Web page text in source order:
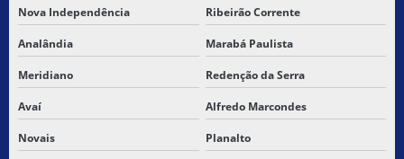
Nova Independência Ribeirão Corrente
Analândia Marabá Paulista
Meridiano Redenção da Serra
Avaí Alfredo Marcondes
Novais Planalto